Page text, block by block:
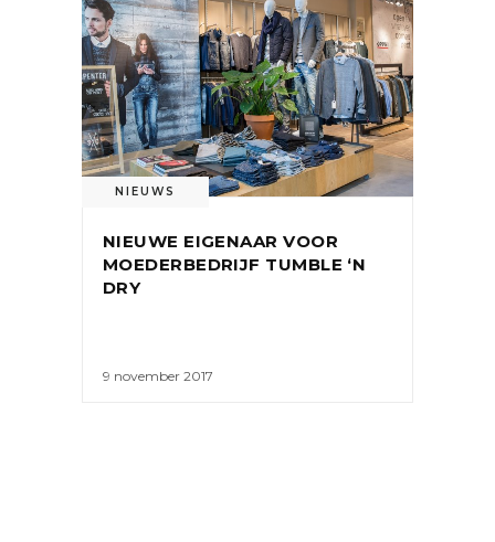
NIEUWS
NIEUWE EIGENAAR VOOR
MOEDERBEDRIJF TUMBLE ‘N
DRY
9 november 2017